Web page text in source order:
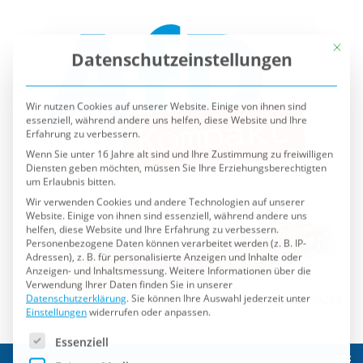
Datenschutzeinstellungen
Wir nutzen Cookies auf unserer Website. Einige von ihnen sind
Erfahrung zu verbessern.
Wenn Sie unter 16 Jahre alt sind und Ihre Zustimmung zu freiwilligen
um Erlaubnis bitten.
Wir verwenden Cookies und andere Technologien auf unserer
helfen, diese Website und Ihre Erfahrung zu verbessern.
Personenbezogene Daten können verarbeitet werden (z. B. IP-
Adressen), z. B. für personalisierte Anzeigen und Inhalte oder
Anzeigen- und Inhaltsmessung.Weitere Informationen über die
Verwendung Ihrer Daten finden Sie in unserer
Datenschutzerklärung.Sie können Ihre Auswahl jederzeit unter
Einstellungenwiderrufen oder anpassen.
Es folgt eine Liste der Service-Gruppen, für die eine
Essenziell
Externe Medien